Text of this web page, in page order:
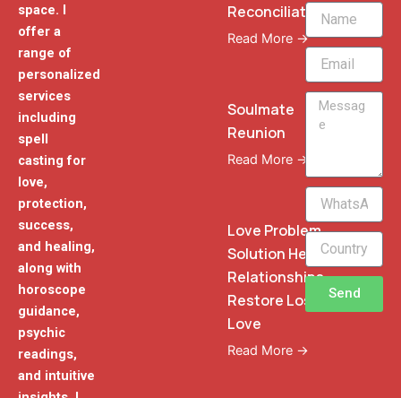
space. I
offer a
range of
personalized
services
including
spell
casting for
love,
protection,
success,
and healing,
along with
horoscope
guidance,
psychic
readings,
and intuitive
Reconciliation
Read More →
Soulmate
Reunion
Read More →
Love Problem
Solution Heal
Relationships
Restore Lost
Love
Read More →
Name
Email
Message
WhatsApp
Phone
Send